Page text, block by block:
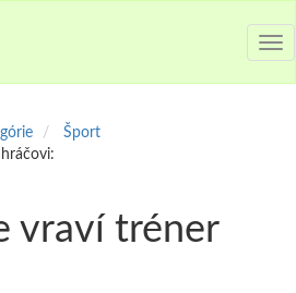
Šport
vraví tréner